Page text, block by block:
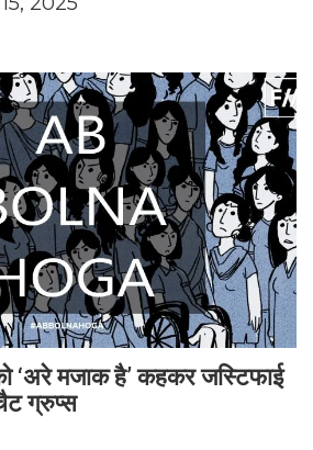
को ‘अरे मजाक है’ कहकर जस्टिफाई
ग्रुप्स